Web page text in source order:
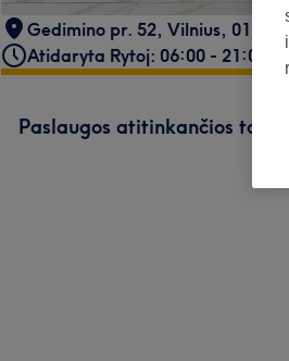
Gedimino pr. 52, Vilnius, 01110
Atidaryta Rytoj: 06:00 - 21:00
Paslaugos atitinkančios tavo